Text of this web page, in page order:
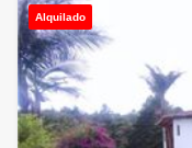
Alquilado